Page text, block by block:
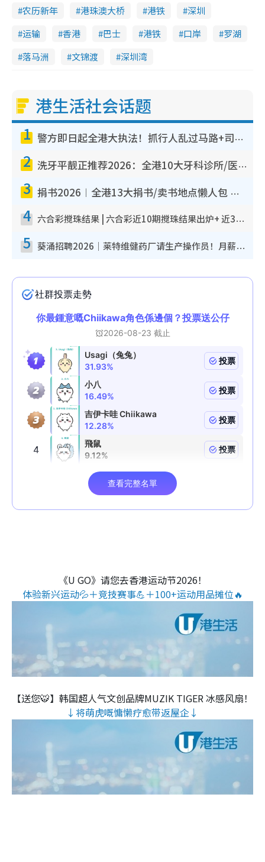
农历新年 港珠澳大桥 港铁
深圳
运输
香港 巴士 港铁 口岸
罗湖
落马洲
文锦渡 深圳湾
港生活社会话题
1 警方即日起全港大执法！抓行人乱过马路+司机不专注驾驶！乱过马路罚$2000
2 洗牙平靓正推荐2026：全港10大牙科诊所/医院懒人包，夜诊至8点/镇静洁牙/医疗券适用
3 捐书2026︱全港13大捐书/卖书地点懒人包 二手课本最高$150＋旧书换免费咖啡/戏票
4 六合彩搅珠结果 | 六合彩近10期搅珠结果出炉+ 近30期最旺热门中奖号码
5 葵涌招聘2026｜莱特维健药厂请生产操作员！月薪高达$1.7万 冷气厂房/五天工作/保障双粮
《U GO》请您去香港运动节2026！
体验新兴运动💦＋竞技赛事💪＋100+运动用品摊位🔥
【送您🐯】韩国超人气文创品牌MUZIK TIGER 冰感风扇！
↓将萌虎嘅慵懒疗愈带返屋企↓